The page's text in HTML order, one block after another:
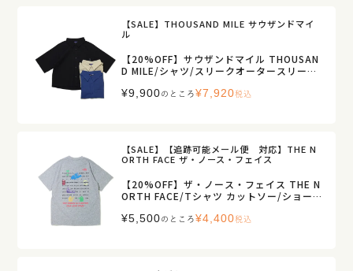
【SALE】THOUSAND MILE サウザンドマイ
ル
【20%OFF】サウザンドマイル THOUSAN
D MILE/シャツ/スリークオータースリーブ
規取扱】
¥9,900 のところ¥7,920税込
【SALE】【追跡可能メール便 対応】THE N
ORTH FACE ザ・ノース・フェイス
【20%OFF】ザ・ノース・フェイス THE N
ORTH FACE/Tシャツ カットソー/ショート
32643/レディース メンズ【正規取扱】
¥5,500 のところ¥4,400税込